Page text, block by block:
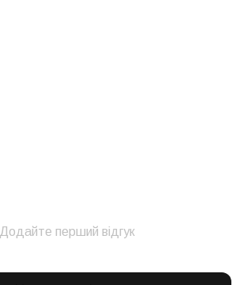
Додайте перший відгук